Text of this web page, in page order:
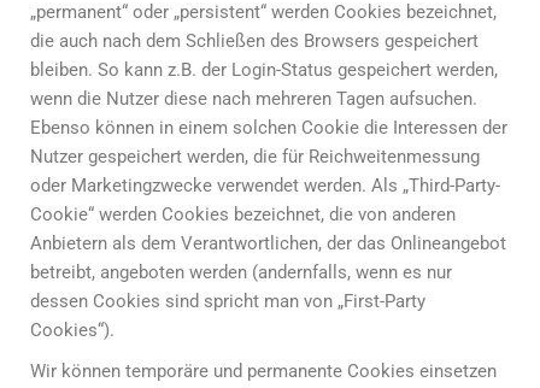
„permanent“ oder „persistent“ werden Cookies bezeichnet,
die auch nach dem Schließen des Browsers gespeichert
bleiben. So kann z.B. der Login-Status gespeichert werden,
wenn die Nutzer diese nach mehreren Tagen aufsuchen.
Ebenso können in einem solchen Cookie die Interessen der
Nutzer gespeichert werden, die für Reichweitenmessung
oder Marketingzwecke verwendet werden. Als „Third-Party-
Cookie“ werden Cookies bezeichnet, die von anderen
Anbietern als dem Verantwortlichen, der das Onlineangebot
betreibt, angeboten werden (andernfalls, wenn es nur
dessen Cookies sind spricht man von „First-Party
Cookies“).
Wir können temporäre und permanente Cookies einsetzen